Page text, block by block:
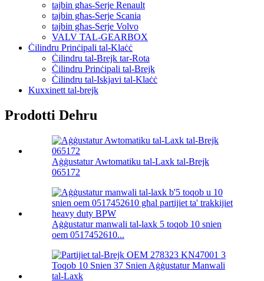
tajbin għas-Serje Renault
tajbin għas-Serje Scania
tajbin għas-Serje Volvo
VALV TAL-GEARBOX
Ċilindru Prinċipali tal-Klaċċ
Ċilindru tal-Brejk tar-Rota
Ċilindru Prinċipali tal-Brejk
Ċilindru tal-Iskjavi tal-Klaċċ
Kuxxinett tal-brejk
Prodotti Dehru
Aġġustatur Awtomatiku tal-Laxk tal-Brejk
065172
Aġġustatur manwali tal-laxk 5 toqob 10 snien
oem 0517452610...